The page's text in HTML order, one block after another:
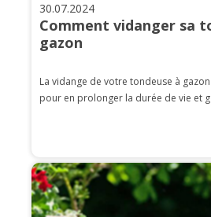
30.07.2024
Comment vidanger sa
gazon
La vidange de votre tondeuse à
pour en prolonger la durée de vie et